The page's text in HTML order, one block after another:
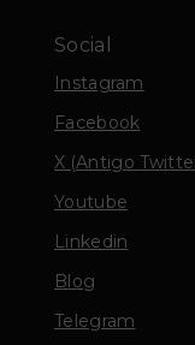
Social
Instagram
Facebook
X (Antigo
Youtube
Linkedin
Blog
Telegram